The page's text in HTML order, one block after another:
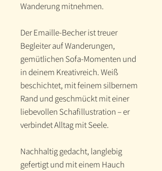
Wanderung mitnehmen.
Der Emaille-Becher ist treuer
Begleiter auf Wanderungen,
gemütlichen Sofa-Momenten und
in deinem Kreativreich. Weiß
beschichtet, mit feinem silbernem
Rand und geschmückt mit einer
liebevollen Schafillustration – er
verbindet Alltag mit Seele.
Nachhaltig gedacht, langlebig
gefertigt und mit einem Hauch